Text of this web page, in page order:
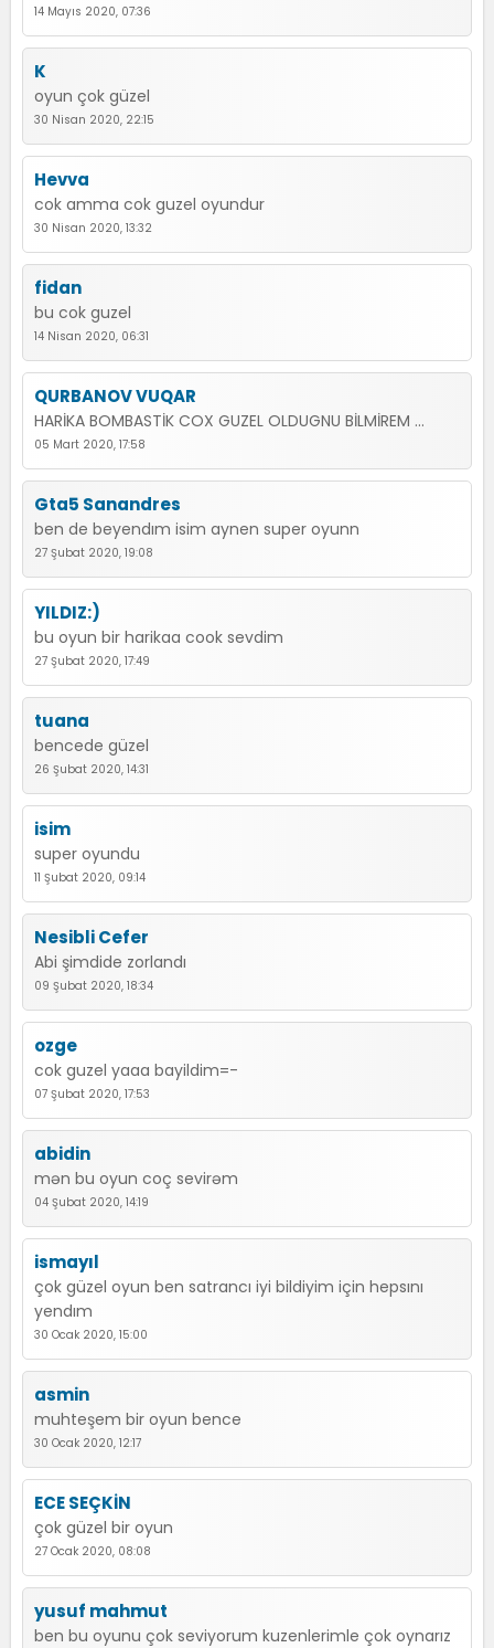
14 Mayıs 2020, 07:36
K
oyun çok güzel
30 Nisan 2020, 22:15
Hevva
cok amma cok guzel oyundur
30 Nisan 2020, 13:32
fidan
bu cok guzel
14 Nisan 2020, 06:31
QURBANOV VUQAR
HARİKA BOMBASTİK COX GUZEL OLDUGNU BİLMİREM ...
05 Mart 2020, 17:58
Gta5 Sanandres
ben de beyendım isim aynen super oyunn
27 Şubat 2020, 19:08
YILDIZ:)
bu oyun bir harikaa cook sevdim
27 Şubat 2020, 17:49
tuana
bencede güzel
26 Şubat 2020, 14:31
isim
super oyundu
11 Şubat 2020, 09:14
Nesibli Cefer
Abi şimdide zorlandı
09 Şubat 2020, 18:34
ozge
cok guzel yaaa bayildim=-
07 Şubat 2020, 17:53
abidin
mən bu oyun coç sevirəm
04 Şubat 2020, 14:19
ismayıl
çok güzel oyun ben satrancı iyi bildiyim için hepsını
yendım
30 Ocak 2020, 15:00
asmin
muhteşem bir oyun bence
30 Ocak 2020, 12:17
ECE SEÇKİN
çok güzel bir oyun
27 Ocak 2020, 08:08
yusuf mahmut
ben bu oyunu çok seviyorum kuzenlerimle çok oynarız